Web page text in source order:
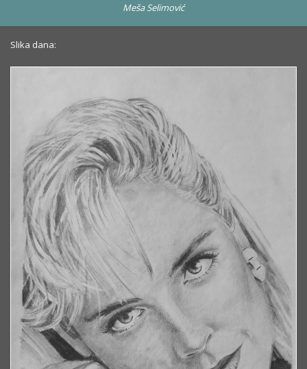
Meša Selimović
Slika dana: